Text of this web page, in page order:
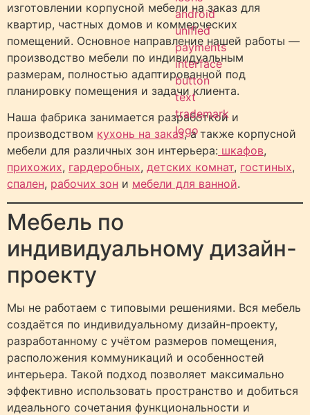
изготовлении корпусной мебели на заказ для
квартир, частных домов и коммерческих
помещений. Основное направление нашей работы —
производство мебели по индивидуальным
размерам, полностью адаптированной под
планировку помещения и задачи клиента.
Наша фабрика занимается разработкой и
производством кухонь на заказ, а также корпусной
мебели для различных зон интерьера: шкафов,
прихожих, гардеробных, детских комнат, гостиных,
спален, рабочих зон и мебели для ванной.
Мебель по
индивидуальному дизайн-
проекту
Мы не работаем с типовыми решениями. Вся мебель
создаётся по индивидуальному дизайн-проекту,
разработанному с учётом размеров помещения,
расположения коммуникаций и особенностей
интерьера. Такой подход позволяет максимально
эффективно использовать пространство и добиться
идеального сочетания функциональности и